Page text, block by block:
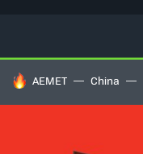
HOY SE HABLA DE
AEMET China